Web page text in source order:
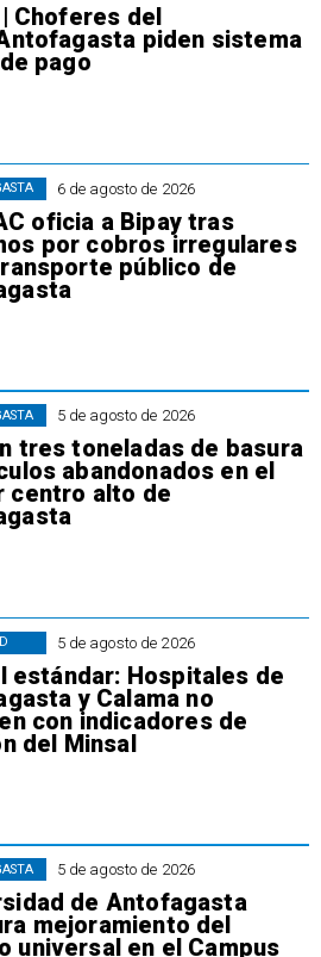
Choferes del
piden sistema
pago
6 de agosto de 2026
oficia a Bipay tras
por cobros irregulares
público de
5 de agosto de 2026
tres toneladas de basura
abandonados en el
centro alto de
5 de agosto de 2026
estándar: Hospitales de
y Calama no
con indicadores de
del Minsal
5 de agosto de 2026
de Antofagasta
mejoramiento del
universal en el Campus